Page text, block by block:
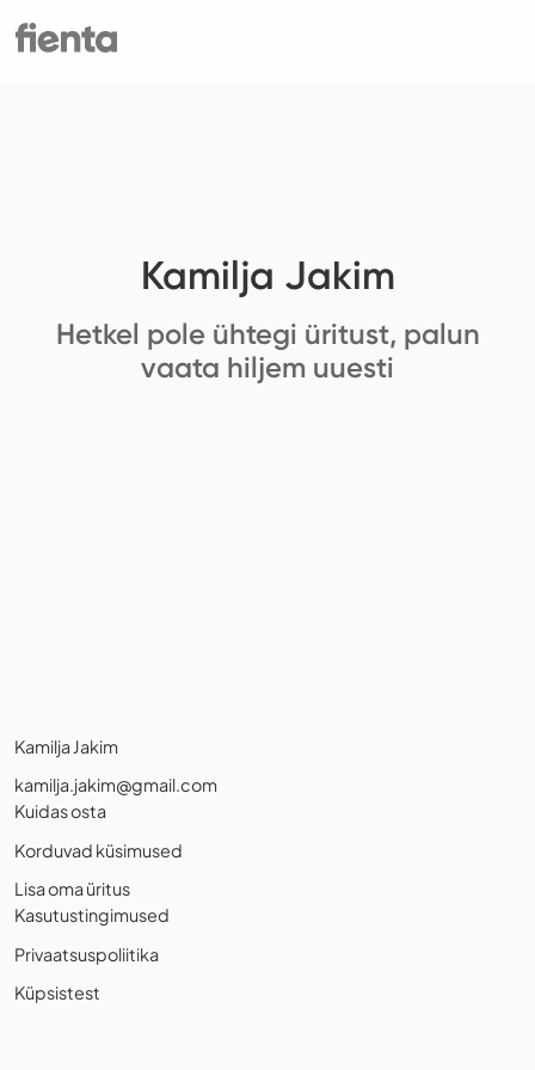
Kamilja Jakim
Hetkel pole ühtegi üritust, palun
vaata hiljem uuesti
Kamilja Jakim
kamilja.jakim@gmail.com
Kuidas osta
Korduvad küsimused
Lisa oma üritus
Kasutustingimused
Privaatsuspoliitika
Küpsistest